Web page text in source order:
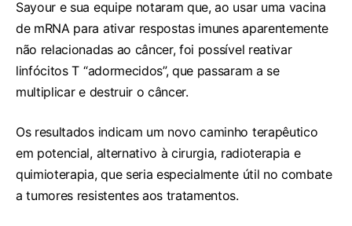
Sayour e sua equipe notaram que, ao usar uma vacina
de mRNA para ativar respostas imunes aparentemente
não relacionadas ao câncer, foi possível reativar
linfócitos T “adormecidos”, que passaram a se
multiplicar e destruir o câncer.
Os resultados indicam um novo caminho terapêutico
em potencial, alternativo à cirurgia, radioterapia e
quimioterapia, que seria especialmente útil no combate
a tumores resistentes aos tratamentos.